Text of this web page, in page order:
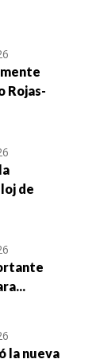
Rojas-
de
la nueva